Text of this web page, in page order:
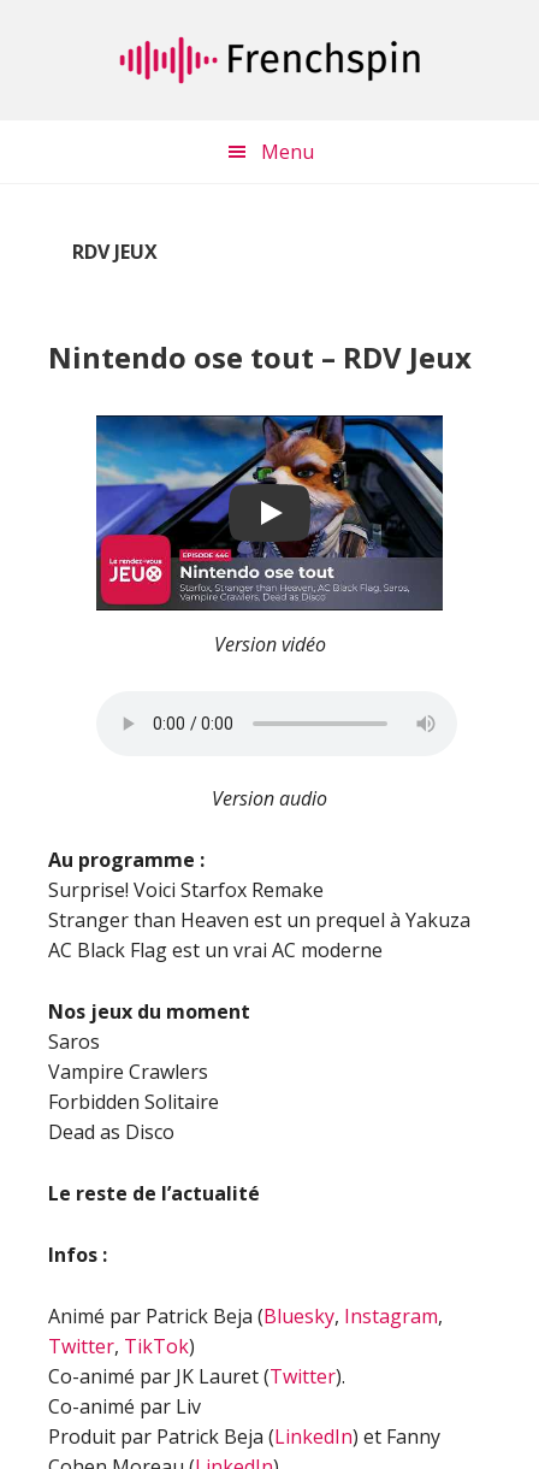
Menu
RDV JEUX
Nintendo ose tout – RDV Jeux
Play
Version vidéo
Version audio
Au programme :
Surprise! Voici Starfox Remake
Stranger than Heaven est un prequel à Yakuza
AC Black Flag est un vrai AC moderne
Nos jeux du moment
Saros
Vampire Crawlers
Forbidden Solitaire
Dead as Disco
Le reste de l’actualité
Infos :
Animé par Patrick Beja (Bluesky, Instagram,
Twitter, TikTok)
Co-animé par JK Lauret (Twitter).
Co-animé par Liv
Produit par Patrick Beja (LinkedIn) et Fanny